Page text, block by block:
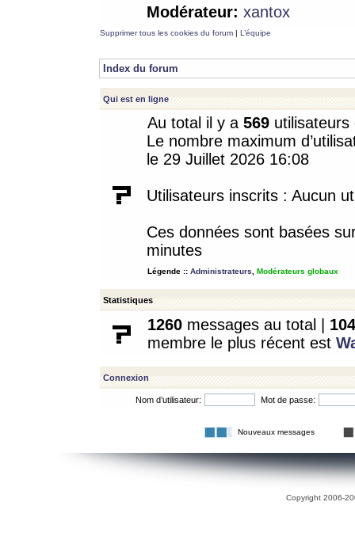
Modérateur: xantox
Supprimer tous les cookies du forum | L’équipe
Index du forum
Qui est en ligne
Au total il y a 569
Le nombre maximum
le 29 Juillet 2026 16:08
Utilisateurs inscrits : Aucun
Ces données sont basées
minutes
Légende :: Administrateurs Modérateurs globaux
Statistiques
1260 messages au total | 104
membre le plus récent est
Connexion
Nom d’utilisateur: Mot de passe:
Nouveaux messages
Copyright 2006-